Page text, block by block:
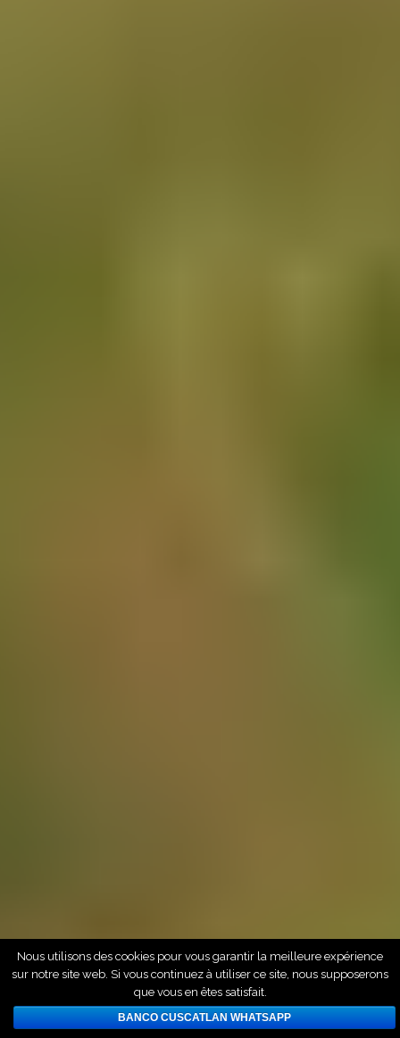
Nous utilisons des cookies pour vous garantir la meilleure expérience
sur notre site web. Si vous continuez à utiliser ce site, nous supposerons
que vous en êtes satisfait.
BANCO CUSCATLAN WHATSAPP